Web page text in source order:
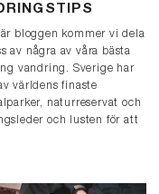
bloggen kommer vi dela
av några av våra bästa
vandring. Sverige har
världens finaste
naturreservat och
och lusten för att